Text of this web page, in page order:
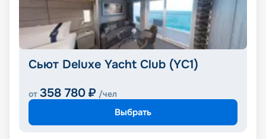
Сьют Deluxe Yacht Club (YC1)
от 358 780 ₽ /чел
Выбрать